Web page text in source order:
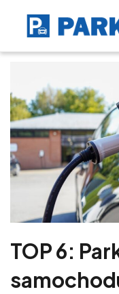
TOP 6: